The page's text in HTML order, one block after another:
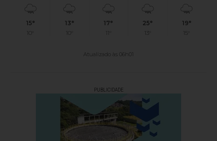
15°
10°
13°
10°
17°
11°
25°
13°
19°
15°
Atualizado às 06h01
PUBLICIDADE